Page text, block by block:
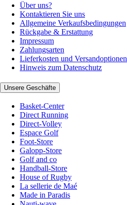
Über uns?
Kontaktieren Sie uns
Allgemeine Verkaufsbedingungen
Rückgabe & Erstattung
Impressum
Zahlungsarten
Lieferkosten und Versandoptionen
Hinweis zum Datenschutz
Unsere Geschäfte
Basket-Center
Direct Running
Direct-Volley
Espace Golf
Foot-Store
Galopp-Store
Golf and co
Handball-Store
House of Rugby
La sellerie de Maé
Made in Paradis